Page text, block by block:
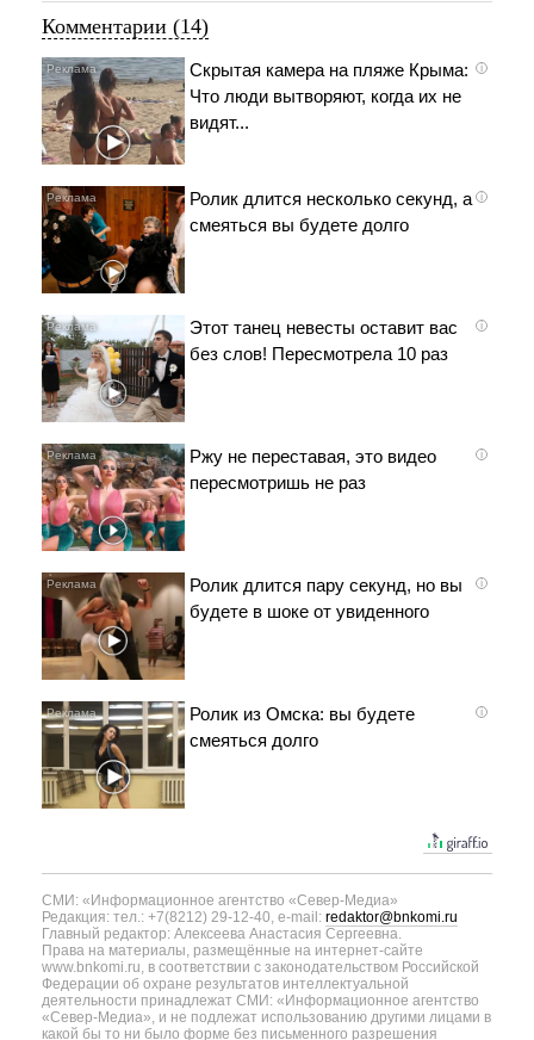
Комментарии (14)
i
Скрытая камера на пляже Крыма:
Что люди вытворяют, когда их не
видят...
i
Ролик длится несколько секунд, а
смеяться вы будете долго
i
Этот танец невесты оставит вас
без слов! Пересмотрела 10 раз
i
Ржу не переставая, это видео
пересмотришь не раз
i
Ролик длится пару секунд, но вы
будете в шоке от увиденного
i
Ролик из Омска: вы будете
смеяться долго
СМИ: «Информационное агентство «Север-Медиа»
Редакция: тел.: +7(8212) 29-12-40, e-mail: redaktor@bnkomi.ru
Главный редактор: Алексеева Анастасия Сергеевна.
Права на материалы, размещённые на интернет-сайте
www.bnkomi.ru, в соответствии с законодательством Российской
Федерации об охране результатов интеллектуальной
деятельности принадлежат СМИ: «Информационное агентство
«Север-Медиа», и не подлежат использованию другими лицами в
какой бы то ни было форме без письменного разрешения